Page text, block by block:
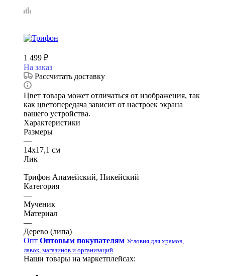
1 499 ₽
На заказ
Рассчитать доставку
Цвет товара может отличаться от изображения, так
как цветопередача зависит от настроек экрана
вашего устройства.
Характеристики
Размеры
—
14х17,1 см
Лик
—
Трифон Апамейский, Никейский
Категория
—
Мученик
Материал
—
Дерево (липа)
Опт Оптовым покупателям Условия для храмов,
лавок, магазинов и организаций
Наши товары на маркетплейсах: